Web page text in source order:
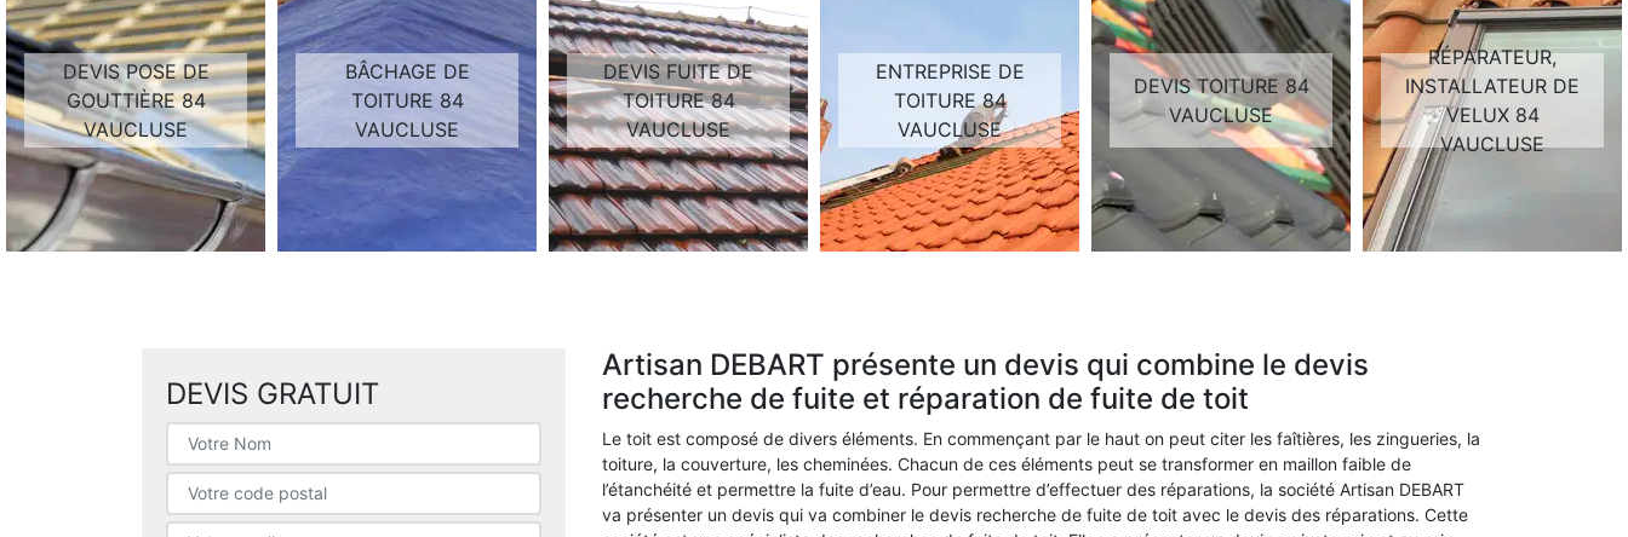
DEVIS POSE DE
GOUTTIÈRE 84
VAUCLUSE
BÂCHAGE DE
TOITURE 84
VAUCLUSE
DEVIS FUITE DE
TOITURE 84
VAUCLUSE
ENTREPRISE DE
TOITURE 84
VAUCLUSE
DEVIS TOITURE 84
VAUCLUSE
RÉPARATEUR,
INSTALLATEUR DE
VELUX 84
VAUCLUSE
DEVIS GRATUIT
Artisan DEBART présente un devis qui combine le devis
recherche de fuite et réparation de fuite de toit
Le toit est composé de divers éléments. En commençant par le haut on peut citer les faîtières, les zingueries, la
toiture, la couverture, les cheminées. Chacun de ces éléments peut se transformer en maillon faible de
l’étanchéité et permettre la fuite d’eau. Pour permettre d’effectuer des réparations, la société Artisan DEBART
va présenter un devis qui va combiner le devis recherche de fuite de toit avec le devis des réparations. Cette